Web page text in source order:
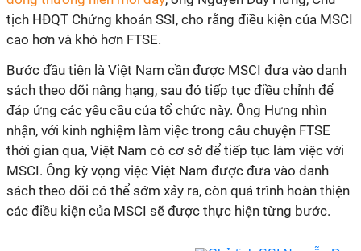
tịch HĐQT Chứng khoán SSI, cho rằng điều kiện của MSCI
cao hơn và khó hơn FTSE.
Bước đầu tiên là Việt Nam cần được MSCI đưa vào danh
sách theo dõi nâng hạng, sau đó tiếp tục điều chỉnh để
đáp ứng các yêu cầu của tổ chức này. Ông Hưng nhìn
nhận, với kinh nghiệm làm việc trong câu chuyện FTSE
thời gian qua, Việt Nam có cơ sở để tiếp tục làm việc với
MSCI. Ông kỳ vọng việc Việt Nam được đưa vào danh
sách theo dõi có thể sớm xảy ra, còn quá trình hoàn thiện
các điều kiện của MSCI sẽ được thực hiện từng bước.